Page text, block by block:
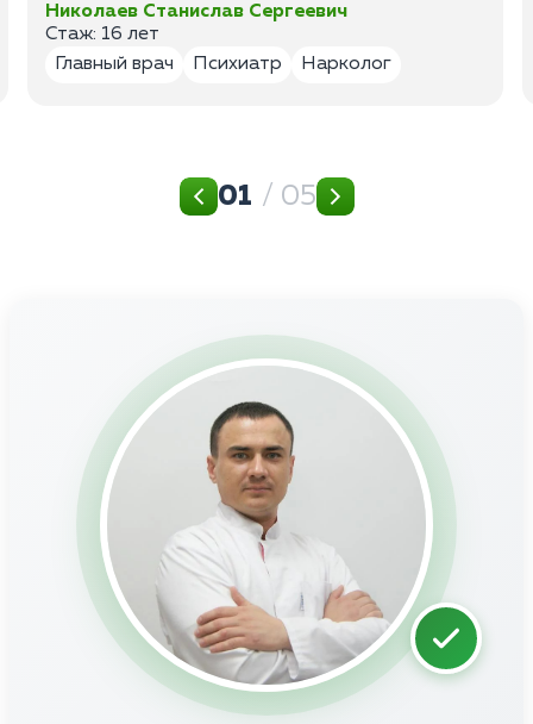
Николаев Станислав Сергеевич
Стаж: 16 лет
Главный врач
Психиатр Нарколог
01 / 05